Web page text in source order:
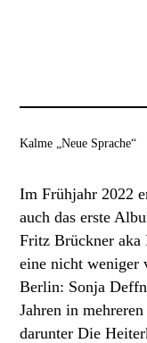
Kalme „Neue Sprache“
Im Frühjahr 2022
auch das erste
Fritz Brückner aka
eine nicht weniger
Berlin: Sonja
Jahren in
darunter Die